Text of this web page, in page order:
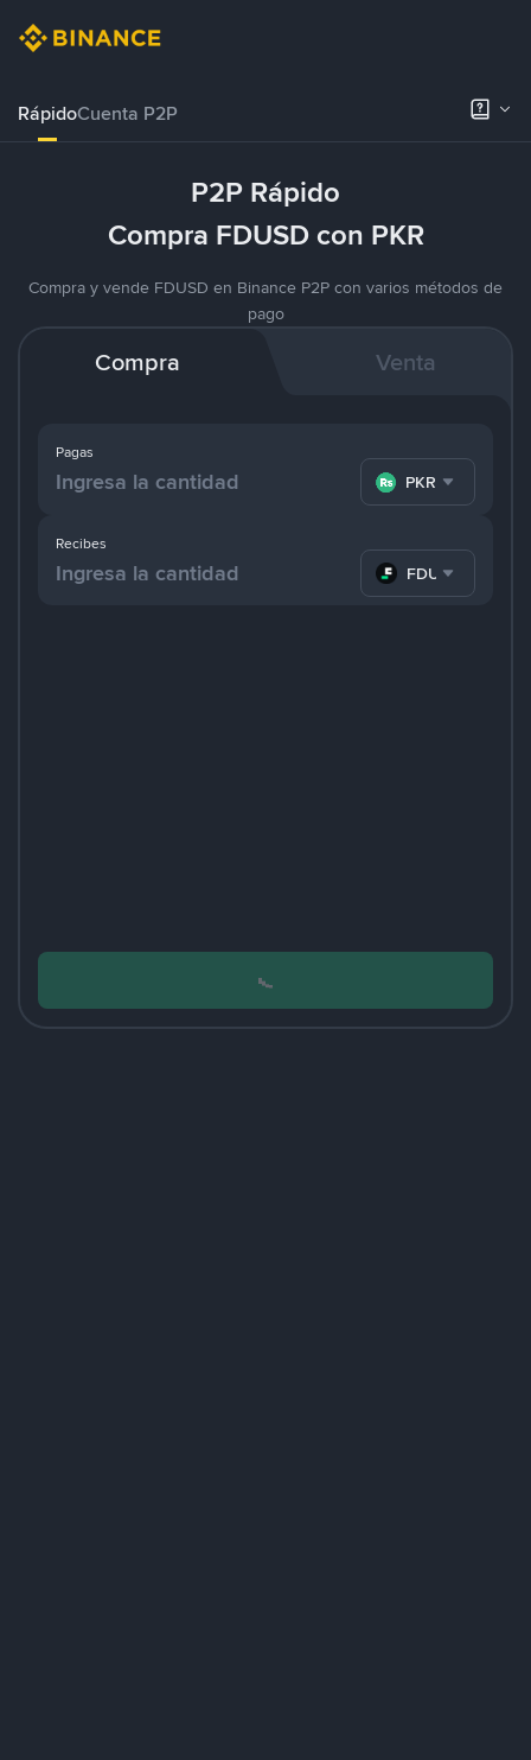
RápidoCuenta P2P
P2P Rápido
Compra FDUSD con PKR
Compra y vende FDUSD en Binance P2P con varios métodos de
pago
Compra Venta
Pagas
PKR
Recibes
FDUSD